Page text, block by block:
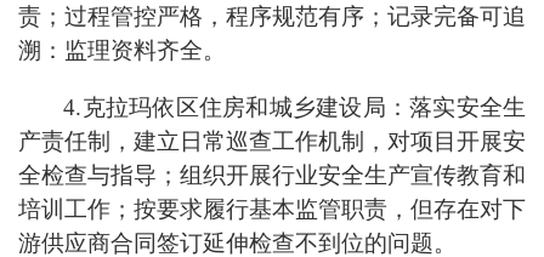
责；过程管控严格，程序规范有序；记录完备可追
溯：监理资料齐全。
4.克拉玛依区住房和城乡建设局：落实安全生
产责任制，建立日常巡查工作机制，对项目开展安
全检查与指导；组织开展行业安全生产宣传教育和
培训工作；按要求履行基本监管职责，但存在对下
游供应商合同签订延伸检查不到位的问题。